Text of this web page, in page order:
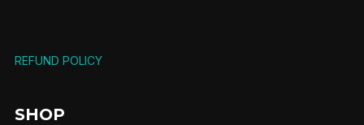
REFUND POLICY
SHOP